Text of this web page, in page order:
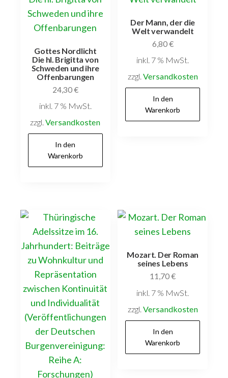
Gottes Nordlicht
Die hl. Brigitta von
Schweden und ihre
Offenbarungen
24,30€
inkl. 7 % MwSt.
zzgl.Versandkosten
In den
Warenkorb
Der Mann, der die
Welt verwandelt
6,80€
inkl. 7 % MwSt.
zzgl. Versandkosten
In den
Warenkorb
Mozart. Der Roman
seines Lebens
11,70€
inkl. 7 % MwSt.
zzgl. Versandkosten
In den
Warenkorb